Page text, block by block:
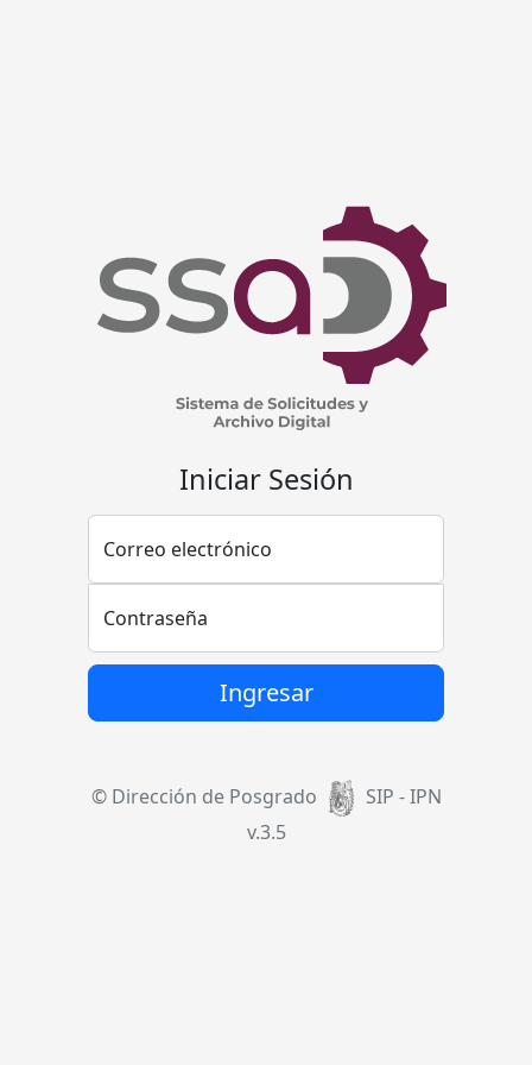
Iniciar Sesión
Correo electrónico
Contraseña
Ingresar
© Dirección de Posgrado
SIP - IPN
v.3.5